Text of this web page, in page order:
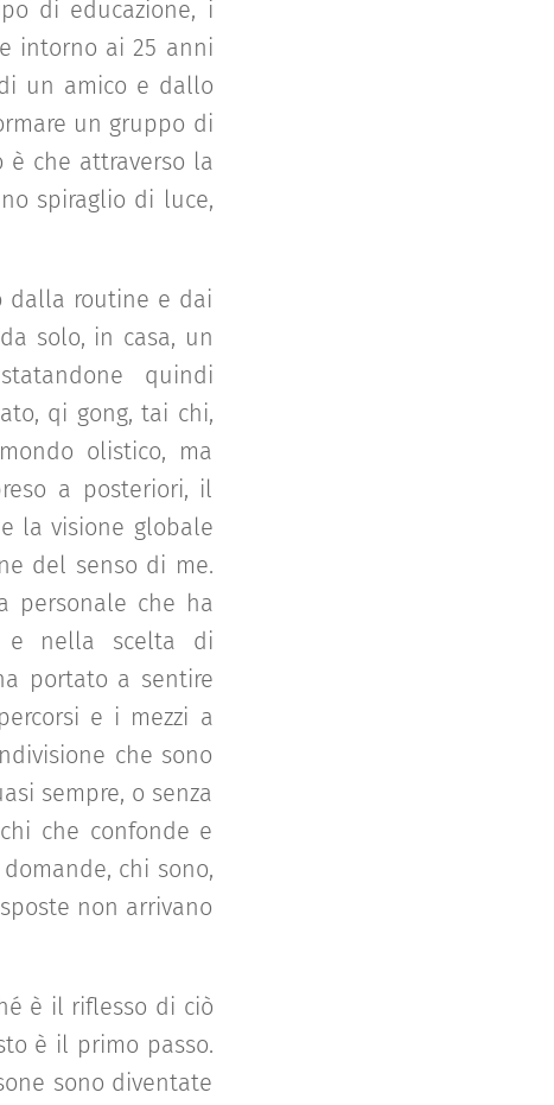
di educazione, i
intorno ai 25 anni
un amico e dallo
un gruppo di
è che attraverso la
spiraglio di luce,
dalla routine e dai
solo, in casa, un
quindi
qi gong, tai chi,
olistico, ma
a posteriori, il
la visione globale
del senso di me.
personale che ha
nella scelta di
portato a sentire
e i mezzi a
che sono
sempre, o senza
che confonde e
chi sono,
non arrivano
è il riflesso di ciò
è il primo passo.
sono diventate